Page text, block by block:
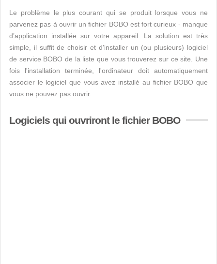
Le problème le plus courant qui se produit lorsque vous ne
parvenez pas à ouvrir un fichier BOBO est fort curieux - manque
d’application installée sur votre appareil. La solution est très
simple, il suffit de choisir et d'installer un (ou plusieurs) logiciel
de service BOBO de la liste que vous trouverez sur ce site. Une
fois l'installation terminée, l'ordinateur doit automatiquement
associer le logiciel que vous avez installé au fichier BOBO que
vous ne pouvez pas ouvrir.
Logiciels qui ouvriront le fichier BOBO